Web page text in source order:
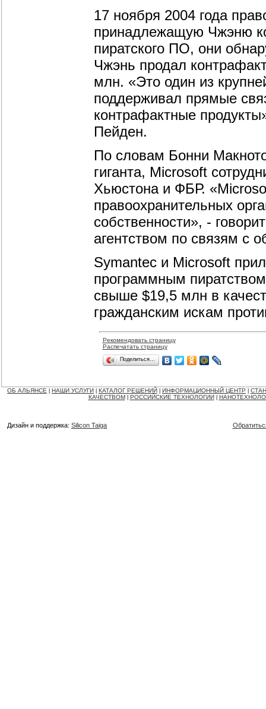
17 ноября 2004 года
принадлежащую Чжэню
пиратского ПО, они
Чжэнь продал
млн. «Это один из
поддерживал прямые
контрафактные
Пейден.
По словам Бонни
гиганта, Microsoft
Хьюстона и ФБР.
правоохранительных
собственности», -
агентством по связям с
Symantec и Microsoft
программным
свыше $19,5 млн в
гражданским искам
Рекомендовать страницу
Распечатать страницу
Поделиться…
ОБ АЛЬЯНСЕ НАШИ УСЛУГИ КАТАЛОГ РЕШЕНИЙ ИНФОРМАЦИОННЫЙ ЦЕНТР
КАЧЕСТВОМ
РОССИЙСКИЕ ТЕХНОЛОГИИ
Дизайн и поддержка: Silicon Taiga